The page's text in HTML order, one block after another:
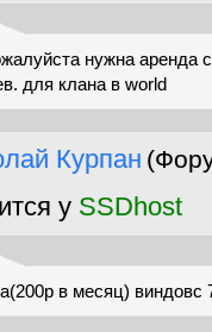
нужна аренда
для клана в world
Курпан
у SSDhost
в месяц) виндовс